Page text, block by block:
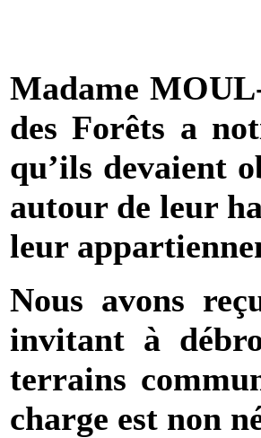
Madame
des Forêts a
qu’ils devaient
autour de leur
leur
Nous avons
invitant à
terrains
charge est non